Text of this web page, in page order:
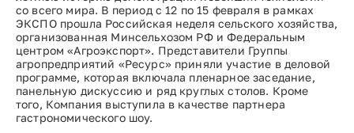
со всего мира. В период с 12 по 15 февраля в рамках
ЭКСПО прошла Российская неделя сельского хозяйства,
организованная Минсельхозом РФ и Федеральным
центром «Агроэкспорт». Представители Группы
агропредприятий «Ресурс» приняли участие в деловой
программе, которая включала пленарное заседание,
панельную дискуссию и ряд круглых столов. Кроме
того, Компания выступила в качестве партнера
гастрономического шоу.